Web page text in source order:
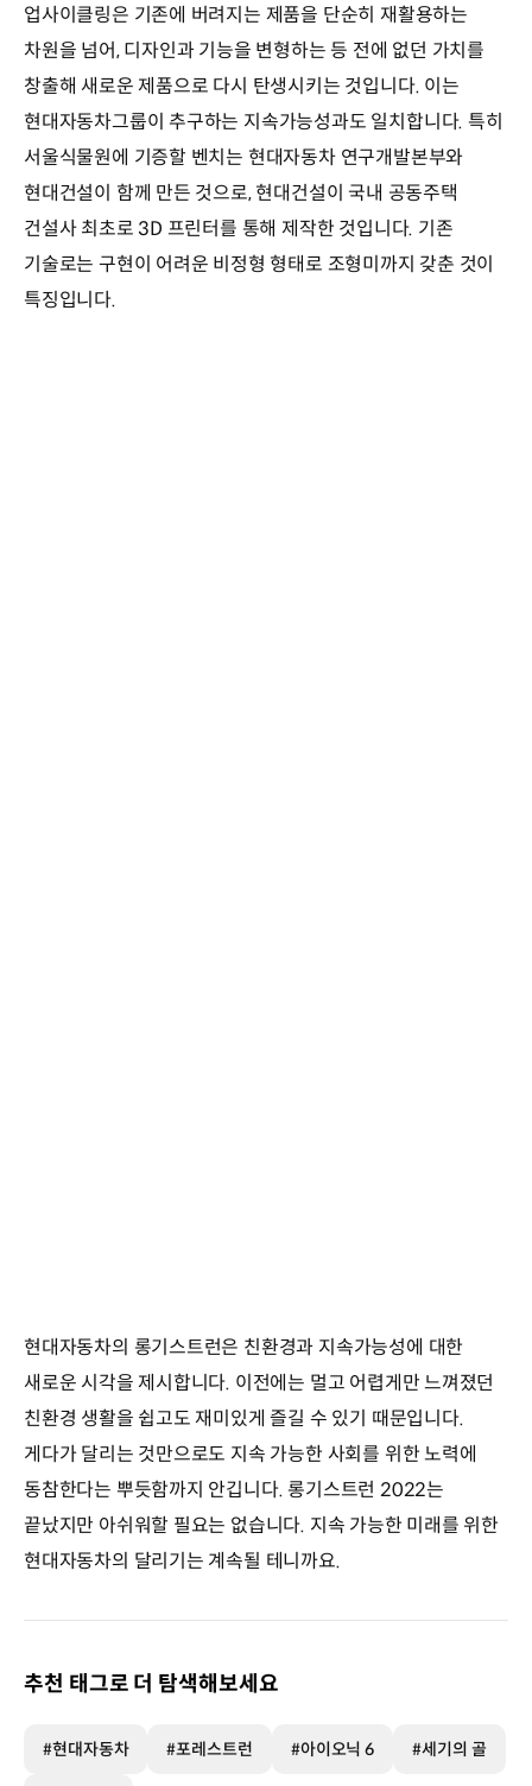
업사이클링은 기존에 버려지는 제품을 단순히 재활용하는
차원을 넘어, 디자인과 기능을 변형하는 등 전에 없던 가치를
창출해 새로운 제품으로 다시 탄생시키는 것입니다. 이는
현대자동차그룹이 추구하는 지속가능성과도 일치합니다. 특히
서울식물원에 기증할 벤치는 현대자동차 연구개발본부와
현대건설이 함께 만든 것으로, 현대건설이 국내 공동주택
건설사 최초로 3D 프린터를 통해 제작한 것입니다. 기존
기술로는 구현이 어려운 비정형 형태로 조형미까지 갖춘 것이
특징입니다.
현대자동차의 롱기스트런은 친환경과 지속가능성에 대한
새로운 시각을 제시합니다. 이전에는 멀고 어렵게만 느껴졌던
친환경 생활을 쉽고도 재미있게 즐길 수 있기 때문입니다.
게다가 달리는 것만으로도 지속 가능한 사회를 위한 노력에
동참한다는 뿌듯함까지 안깁니다. 롱기스트런 2022는
끝났지만 아쉬워할 필요는 없습니다. 지속 가능한 미래를 위한
현대자동차의 달리기는 계속될 테니까요.
추천 태그로 더 탐색해보세요
#현대자동차 #포레스트런 #아이오닉 6 #세기의 골